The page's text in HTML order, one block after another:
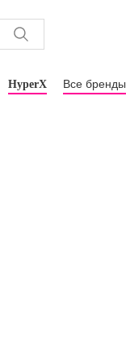
HyperX Все бренды